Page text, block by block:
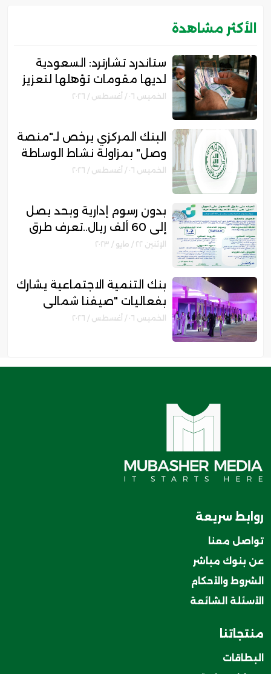
الأكثر مشاهدة
ستاندرد تشارترد: السعودية
لديها مقومات تؤهلها لتعزيز
مكانتها بمجال التمويل
الخميس ٠٦ / أغسطس / ٢٠٢٦
البنك المركزي يرخص لـ"منصة
وصل" بمزاولة نشاط الوساطة
الرقمية لجهات التمويل
الخميس ٠٦ / أغسطس / ٢٠٢٦
بدون رسوم إدارية وبحد يصل
إلى 60 ألف ريال..تعرف طرق
الحصول على تمويل "آهل"
الإثنين ٢٢ / مايو / ٢٠٢٣
بنك التنمية الاجتماعية يشارك
بفعاليات "صيفنا شمالي
2026" لتمكين رواد الأعمالالخميس ٠٦ / أغسطس / ٢٠٢٦
روابط سريعة
تواصل معنا
عن بنوك مباشر
الشروط والأحكام
الأسئلة الشائعة
منتجاتنا
البطاقات